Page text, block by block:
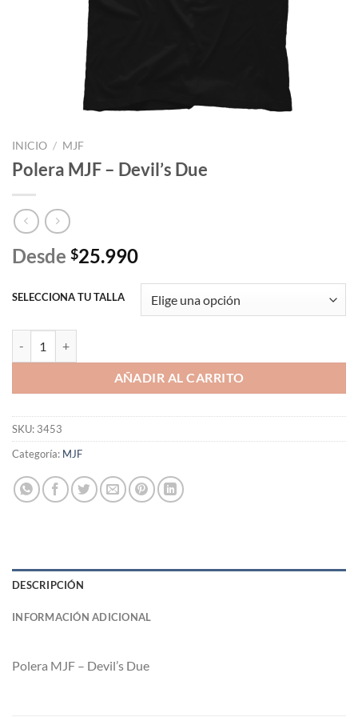
INICIO / MJF
Polera MJF – Devil’s Due
Desde $25.990
SELECCIONA TU TALLA
AÑADIR AL CARRITO
SKU: 3453
Categoría: MJF
DESCRIPCIÓN
INFORMACIÓN ADICIONAL
Polera MJF – Devil’s Due